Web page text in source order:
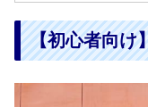
【初心者向け